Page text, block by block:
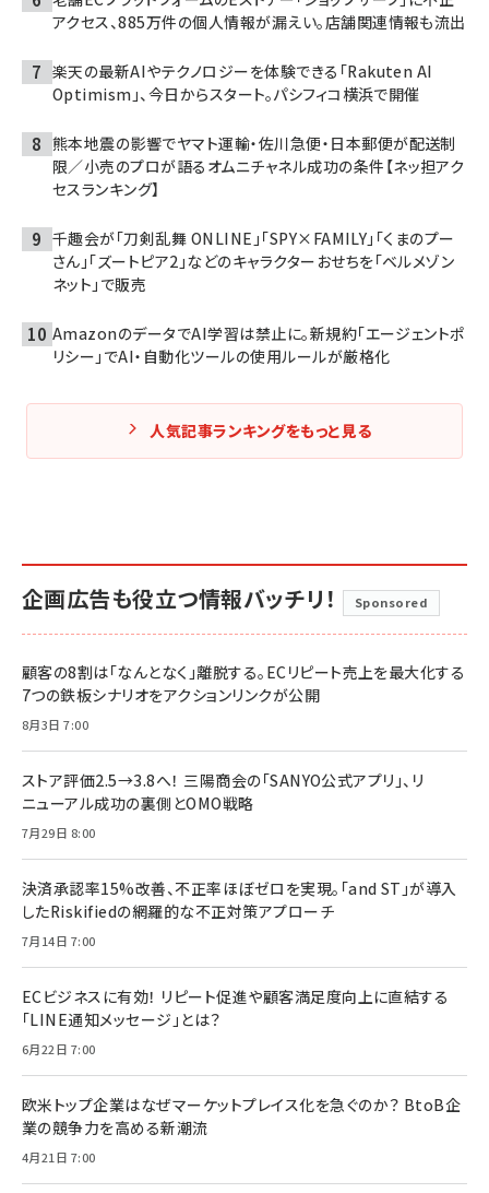
アクセス、885万件の個人情報が漏えい。店舗関連情報も流出
楽天の最新AIやテクノロジーを体験できる「Rakuten AI
Optimism」、今日からスタート。パシフィコ横浜で開催
熊本地震の影響でヤマト運輸・佐川急便・日本郵便が配送制
限／小売のプロが語るオムニチャネル成功の条件【ネッ担アク
セスランキング】
千趣会が「刀剣乱舞 ONLINE」「SPY×FAMILY」「くまのプー
さん」「ズートピア2」などのキャラクターおせちを「ベルメゾン
ネット」で販売
AmazonのデータでAI学習は禁止に。新規約「エージェントポ
リシー」でAI・自動化ツールの使用ルールが厳格化
人気記事ランキングをもっと見る
企画広告も役立つ情報バッチリ！ Sponsored
顧客の8割は「なんとなく」離脱する。ECリピート売上を最大化する
7つの鉄板シナリオをアクションリンクが公開
8月3日 7:00
ストア評価2.5→3.8へ！ 三陽商会の「SANYO公式アプリ」、リ
ニューアル成功の裏側とOMO戦略
7月29日 8:00
決済承認率15%改善、不正率ほぼゼロを実現。「and ST」が導入
したRiskifiedの網羅的な不正対策アプローチ
7月14日 7:00
ECビジネスに有効！ リピート促進や顧客満足度向上に直結する
「LINE通知メッセージ」とは？
6月22日 7:00
欧米トップ企業はなぜマーケットプレイス化を急ぐのか？ BtoB企
業の競争力を高める新潮流
4月21日 7:00